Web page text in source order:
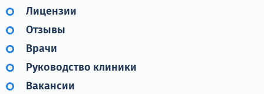
Нарколог
Психиатрия
Цены
Лицензии
Отзывы
Врачи
Руководство клиники
Вакансии